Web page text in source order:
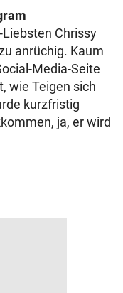
Chrissy
anrüchig. Kaum
Media-Seite
wie Teigen sich
kurzfristig
ja, er wird